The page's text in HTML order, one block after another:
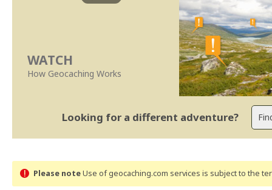
WATCH
How Geocaching Works
Looking for a different adventure?
Please noteUse of geocaching.com services is subject to the